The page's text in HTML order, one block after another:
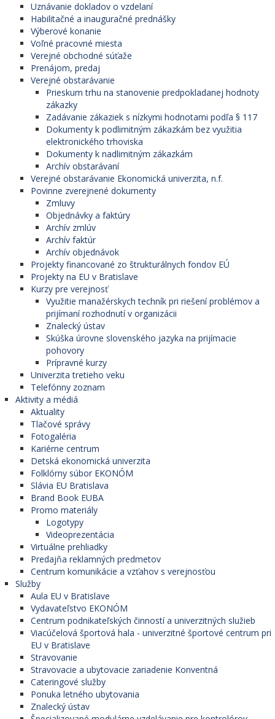
Uznávanie dokladov o vzdelaní
Habilitačné a inauguračné prednášky
Výberové konanie
Voľné pracovné miesta
Verejné obchodné súťaže
Prenájom, predaj
Verejné obstarávanie
Prieskum trhu na stanovenie predpokladanej hodnoty
zákazky
Zadávanie zákaziek s nízkymi hodnotami podľa § 117
Dokumenty k podlimitným zákazkám bez využitia
elektronického trhoviska
Dokumenty k nadlimitným zákazkám
Archív obstarávaní
Verejné obstarávanie Ekonomická univerzita, n.f.
Povinne zverejnené dokumenty
Zmluvy
Objednávky a faktúry
Archív zmlúv
Archív faktúr
Archív objednávok
Projekty financované zo štrukturálnych fondov EÚ
Projekty na EU v Bratislave
Kurzy pre verejnosť
Využitie manažérskych techník pri riešení problémov a
prijímaní rozhodnutí v organizácii
Znalecký ústav
Skúška úrovne slovenského jazyka na prijímacie
pohovory
Prípravné kurzy
Univerzita tretieho veku
Telefónny zoznam
Aktivity a médiá
Aktuality
Tlačové správy
Fotogaléria
Kariérne centrum
Detská ekonomická univerzita
Folklórny súbor EKONÓM
Slávia EU Bratislava
Brand Book EUBA
Promo materiály
Logotypy
Videoprezentácia
Virtuálne prehliadky
Predajňa reklamných predmetov
Centrum komunikácie a vzťahov s verejnosťou
Služby
Aula EU v Bratislave
Vydavateľstvo EKONÓM
Centrum podnikateľských činností a univerzitných služieb
Viacúčelová športová hala - univerzitné športové centrum pri
EU v Bratislave
Stravovanie
Stravovacie a ubytovacie zariadenie Konventná
Cateringové služby
Ponuka letného ubytovania
Znalecký ústav